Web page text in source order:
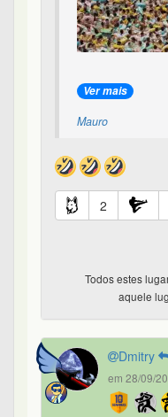
Ver mais
Mauro
2
Todos estes
aquele
Dmitry
em 28/09/